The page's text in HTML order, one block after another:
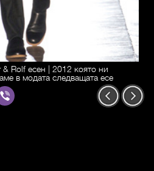
Rolf есен | 2012 която ни
в модата следващата есе